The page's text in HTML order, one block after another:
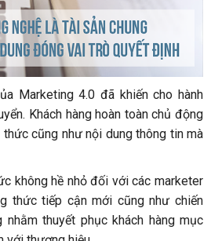
Marketing 4.0 đã khiến cho hành
Khách hàng hoàn toàn chủ động
cũng như nội dung thông tin mà
không hề nhỏ đối với các marketer
thức tiếp cận mới cũng như chiến
thuyết phục khách hàng mục